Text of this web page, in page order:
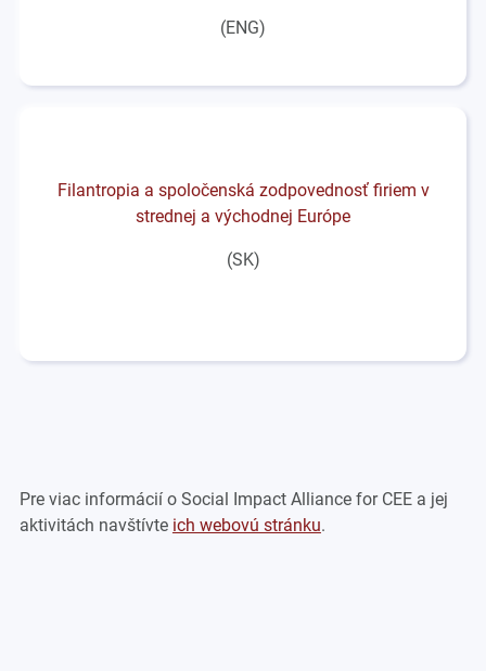
(ENG)
Filantropia a spoločenská zodpovednosť firiem v
strednej a východnej Európe
(SK)
Pre viac informácií o Social Impact Alliance for CEE a jej
aktivitách navštívte ich webovú stránku.